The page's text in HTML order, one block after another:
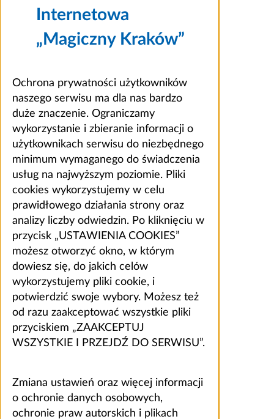
Internetowa
„Magiczny Kraków”
Ochrona prywatności użytkowników
naszego serwisu ma dla nas bardzo
duże znaczenie. Ograniczamy
wykorzystanie i zbieranie informacji o
użytkownikach serwisu do niezbędnego
minimum wymaganego do świadczenia
usług na najwyższym poziomie. Pliki
cookies wykorzystujemy w celu
prawidłowego działania strony oraz
analizy liczby odwiedzin. Po kliknięciu w
przycisk „USTAWIENIA COOKIES”
możesz otworzyć okno, w którym
dowiesz się, do jakich celów
wykorzystujemy pliki cookie, i
potwierdzić swoje wybory. Możesz też
od razu zaakceptować wszystkie pliki
przyciskiem „ZAAKCEPTUJ
WSZYSTKIE I PRZEJDŹ DO SERWISU”.
Zmiana ustawień oraz więcej informacji
o ochronie danych osobowych,
ochronie praw autorskich i plikach